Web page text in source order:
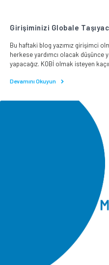
Girişiminizi Globale
Bu haftaki blog yazımız girişimci
herkese yardımcı olacak düşünce
yapacağız. KOBİ olmak isteyen
Devamını Okuyun